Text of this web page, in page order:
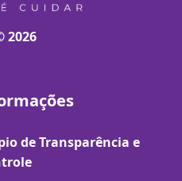
2026
de Transparência e